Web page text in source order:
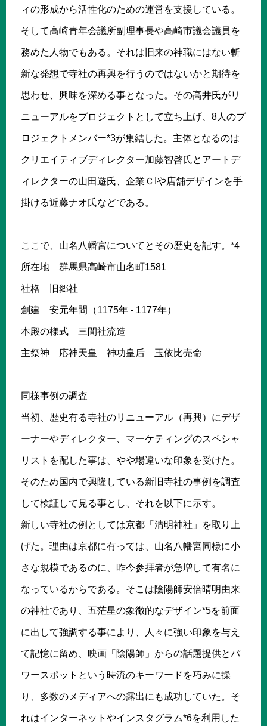
ィの形成から活性化のための運営を支援している。
そして高崎青年会議所副理事長や高崎市議会議員を
務めた人物でもある。それは旧来の神職にはない斬
新な発想で寺社の再興を行うのではないかと期待を
思わせ、興味を深める事となった。その高井氏がリ
ニューアルをプロジェクトとして立ち上げ、8人のプ
ロジェクトメンバー*3が集結した。主体となるのは
クリエイティブディレクター加藤智啓氏とアートデ
ィレクターの山田遊氏、企業ＣIや店舗デザインを手
掛ける近藤ナオ氏などである。
ここで、山名八幡宮についてとその歴史を記す。*4
所在地 群馬県高崎市山名町1581
社格 旧郷社
創建 安元年間（1175年 - 1177年）
本殿の様式 三間社流造
主祭神 応神天皇 神功皇后 玉依比売命
同様事例の調査
当初、歴史有る寺社のリニューアル（再興）にデザ
ーナーやディレクター、マーケティングのスペシャ
リストを配した事は、やや場違いな印象を受けた。
そのため国内で興隆している新旧寺社の事例を調査
して検証して見る事とし、それを以下に示す。
新しい寺社の例としては京都「清明神社」を取り上
げた。理由は京都に有っては、山名八幡宮同様に小
さな規模であるのに、昨今参拝者が急増して有名に
なっているからである。そこは陰陽師安倍晴明由来
の神社であり、五茫星の象徴的なデザイン*5を前面
に出して強調する事により、人々に強い印象を与え
て記憶に留め、映画「陰陽師」からの話題提供とパ
ワースポットという時流のキーワードを巧みに操
り、多数のメディアへの露出にも成功していた。そ
れはインターネットやインスタグラム*6を利用した